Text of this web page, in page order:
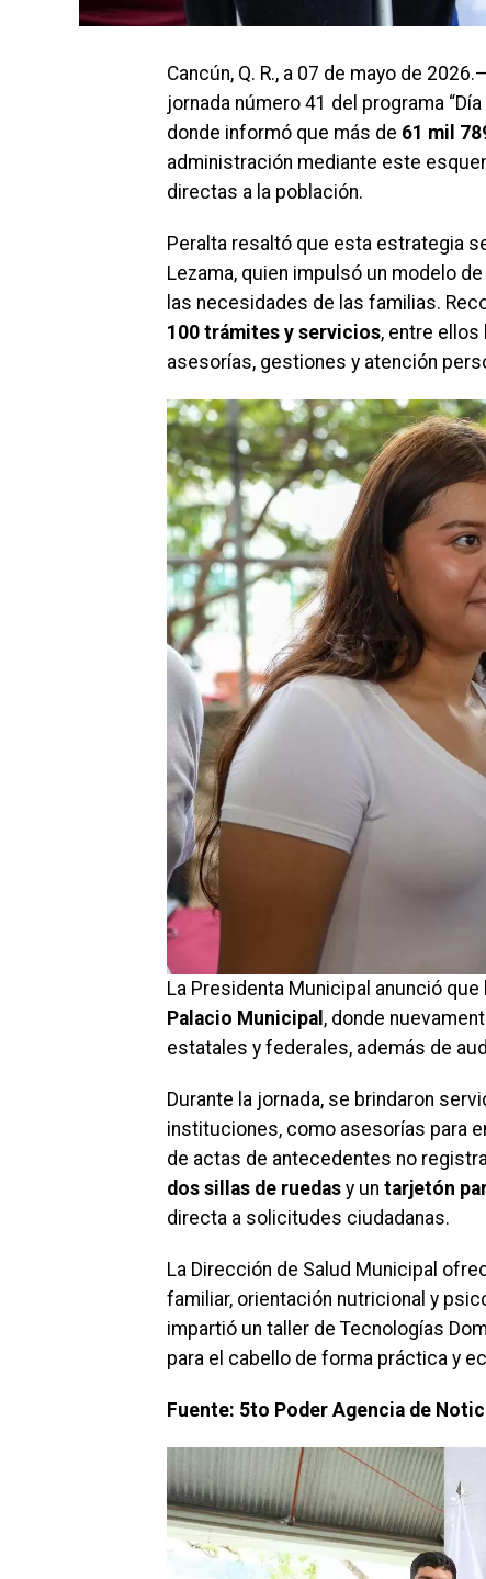
Cancún, Q. R., a 07 de mayo de
jornada número 41 del programa
donde informó que más de 61 mil
administración mediante este
directas a la población.
Peralta resaltó que esta estrategia
Lezama, quien impulsó un modelo
las necesidades de las familias.
100 trámites y servicios, entre
asesorías, gestiones y atención
La Presidenta Municipal anunció
Palacio Municipal , donde
estatales y federales, además de
Durante la jornada, se brindaron
instituciones, como asesorías para
de actas de antecedentes no
dos sillas de ruedas y un tarjetón
directa a solicitudes ciudadanas.
La Dirección de Salud Municipal
familiar, orientación nutricional y
impartió un taller de Tecnologías
para el cabello de forma práctica y
Fuente: 5to Poder Agencia de